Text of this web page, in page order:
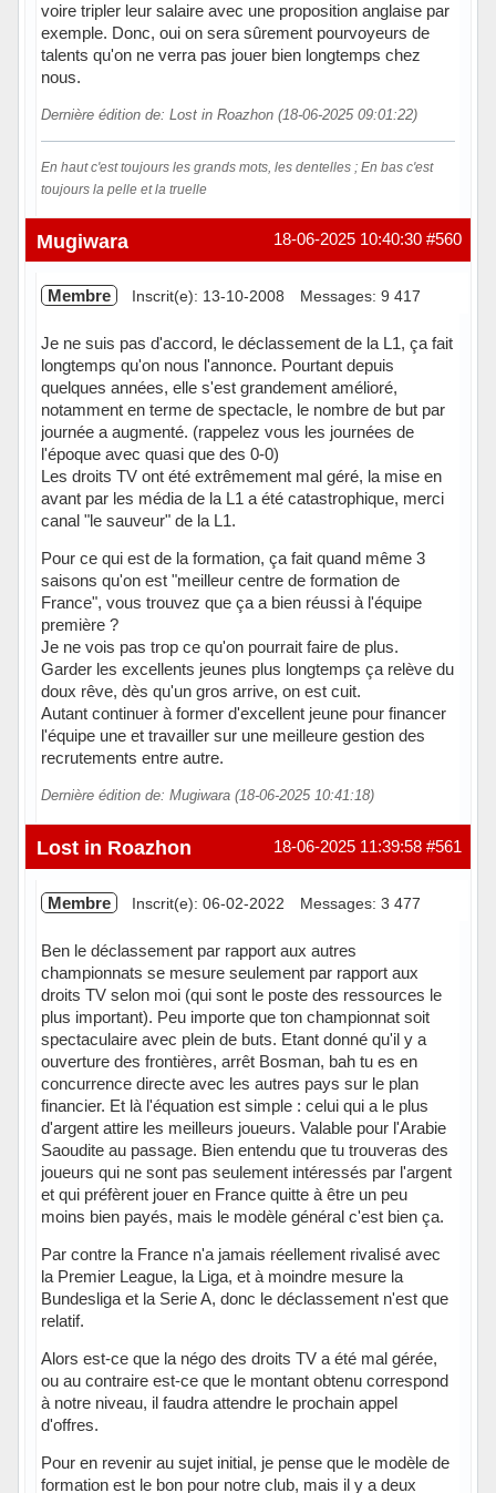
voire tripler leur salaire avec une proposition anglaise par
exemple. Donc, oui on sera sûrement pourvoyeurs de
talents qu'on ne verra pas jouer bien longtemps chez
nous.
Dernière édition de: Lost in Roazhon (18-06-2025 09:01:22)
En haut c'est toujours les grands mots, les dentelles ; En bas c'est
toujours la pelle et la truelle
Hors ligne #560
18-06-2025 10:40:30
Mugiwara
Membre Inscrit(e): 13-10-2008 Messages: 9 417
Je ne suis pas d'accord, le déclassement de la L1, ça fait
longtemps qu'on nous l'annonce. Pourtant depuis
quelques années, elle s'est grandement amélioré,
notamment en terme de spectacle, le nombre de but par
journée a augmenté. (rappelez vous les journées de
l'époque avec quasi que des 0-0)
Les droits TV ont été extrêmement mal géré, la mise en
avant par les média de la L1 a été catastrophique, merci
canal "le sauveur" de la L1.
Pour ce qui est de la formation, ça fait quand même 3
saisons qu'on est "meilleur centre de formation de
France", vous trouvez que ça a bien réussi à l'équipe
première ?
Je ne vois pas trop ce qu'on pourrait faire de plus.
Garder les excellents jeunes plus longtemps ça relève du
doux rêve, dès qu'un gros arrive, on est cuit.
Autant continuer à former d'excellent jeune pour financer
l'équipe une et travailler sur une meilleure gestion des
recrutements entre autre.
Dernière édition de: Mugiwara (18-06-2025 10:41:18)
Hors ligne #561
18-06-2025 11:39:58
Lost in Roazhon
Membre Inscrit(e): 06-02-2022 Messages: 3 477
Ben le déclassement par rapport aux autres
championnats se mesure seulement par rapport aux
droits TV selon moi (qui sont le poste des ressources le
plus important). Peu importe que ton championnat soit
spectaculaire avec plein de buts. Etant donné qu'il y a
ouverture des frontières, arrêt Bosman, bah tu es en
concurrence directe avec les autres pays sur le plan
financier. Et là l'équation est simple : celui qui a le plus
d'argent attire les meilleurs joueurs. Valable pour l'Arabie
Saoudite au passage. Bien entendu que tu trouveras des
joueurs qui ne sont pas seulement intéressés par l'argent
et qui préfèrent jouer en France quitte à être un peu
moins bien payés, mais le modèle général c'est bien ça.
Par contre la France n'a jamais réellement rivalisé avec
la Premier League, la Liga, et à moindre mesure la
Bundesliga et la Serie A, donc le déclassement n'est que
relatif.
Alors est-ce que la négo des droits TV a été mal gérée,
ou au contraire est-ce que le montant obtenu correspond
à notre niveau, il faudra attendre le prochain appel
d'offres.
Pour en revenir au sujet initial, je pense que le modèle de
formation est le bon pour notre club, mais il y a deux